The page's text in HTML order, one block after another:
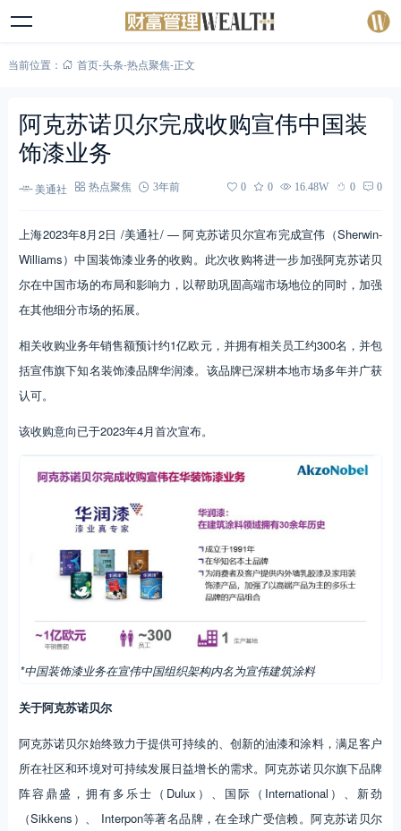
当前位置： 首页-头条-热点聚焦-正文
阿克苏诺贝尔完成收购宣伟中国装
饰漆业务
美通社 热点聚焦 3年前 0 0 16.48W 0 0
上海2023年8月2日 /美通社/ — 阿克苏诺贝尔宣布完成宣伟（Sherwin-
Williams）中国装饰漆业务的收购。此次收购将进一步加强阿克苏诺贝
尔在中国市场的布局和影响力，以帮助巩固高端市场地位的同时，加强
在其他细分市场的拓展。
相关收购业务年销售额预计约1亿欧元，并拥有相关员工约300名，并包
括宣伟旗下知名装饰漆品牌华润漆。该品牌已深耕本地市场多年并广获
认可。
该收购意向已于2023年4月首次宣布。
*中国装饰漆业务在宣伟中国组织架构内名为宣伟建筑涂料
关于阿克苏诺贝尔
阿克苏诺贝尔始终致力于提供可持续的、创新的油漆和涂料，满足客户
所在社区和环境对可持续发展日益增长的需求。阿克苏诺贝尔旗下品牌
阵容鼎盛，拥有多乐士（Dulux）、国际（International）、新劲
（Sikkens）、 Interpon等著名品牌，在全球广受信赖。阿克苏诺贝尔